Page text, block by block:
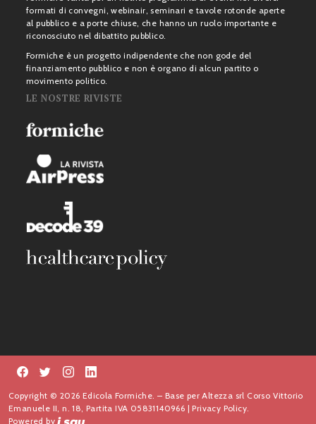
formati di convegni, webinair, seminari e tavole rotonde aperte
al pubblico e a porte chiuse, che hanno un ruolo importante e
riconosciuto nel dibattito pubblico.
Formiche è un progetto indipendente che non gode del
finanziamento pubblico e non è organo di alcun partito o
movimento politico.
LE NOSTRE RIVISTE
Copyright © 2026 Edicola Formiche. – Base per Altezza srl Corso Vittorio
Emanuele II, n. 18, Partita IVA 05831140966 |Privacy Policy.
Powered by